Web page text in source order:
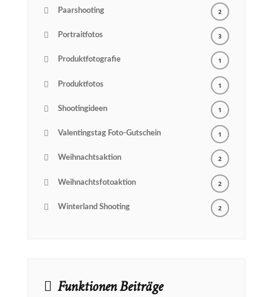
Paarshooting 2
Portraitfotos 3
Produktfotografie 1
Produktfotos 1
Shootingideen 1
Valentingstag Foto-Gutschein 1
Weihnachtsaktion 2
Weihnachtsfotoaktion 2
Winterland Shooting 2
Funktionen Beiträge